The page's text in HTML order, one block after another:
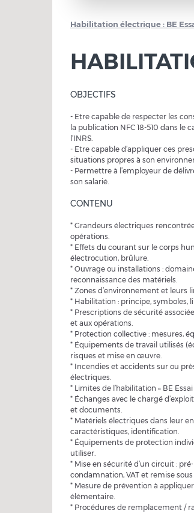
Habilitation électrique : BE
OBJECTIFS
- Etre capable de respecter les
la publication NFC 18-510 dans le
l’INRS.
- Etre capable d’appliquer ces
situations propres à son
- Permettre à l’employeur de
son salarié.
CONTENU
* Grandeurs électriques
opérations.
* Effets du courant sur le corps
électrocution, brûlure.
* Ouvrage ou installations :
reconnaissance des matériels.
* Zones d’environnement et leurs
* Habilitation : principe, symboles,
* Prescriptions de sécurité
et aux opérations.
* Protection collective : mesures,
* Équipements de travail utilisés
risques et mise en œuvre.
* Incendies et accidents sur ou
électriques.
* Limites de l’habilitation « BE Essai
* Échanges avec le chargé
et documents.
* Matériels électriques dans leur
caractéristiques, identification.
* Équipements de protection
utiliser.
* Mise en sécurité d’un circuit :
condamnation, VAT et remise
* Mesure de prévention à
élémentaire.
* Procédures de remplacement /